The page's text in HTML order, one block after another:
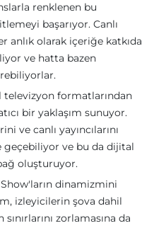
renklenen bu
başarıyor. Canlı
anlık olarak içeriğe katkıda
ve hatta bazen
formatlarından
bir yaklaşım sunuyor.
ve canlı yayıncılarını
geçebiliyor ve bu da dijital
oluşturuyor.
dinamizmini
izleyicilerin şova dahil
zorlamasına da